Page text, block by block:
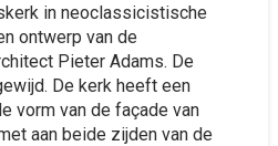
in neoclassicistische
ontwerp van de
Pieter Adams. De
De kerk heeft een
vorm van de façade van
aan beide zijden van de